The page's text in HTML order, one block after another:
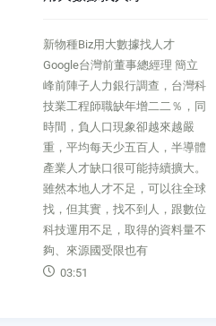
新物種Biz用大數據找人才
Google台灣前董事總經理 簡立
峰前陣子人力銀行調查，台灣科
技業工程師職缺年增二二％，同
時間，負人口現象卻越來越嚴
重，平均每天少五百人，半導體
產業人才缺口很可能持續擴大。
雖然本地人才不足，可以往全球
找，但其實，找不到人，跟數位
科技運用不足，取得的資料量不
夠、來源國受限也有
03:51